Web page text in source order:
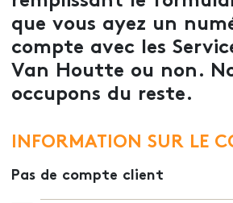
que vous ayez un
compte avec les
Van Houtte ou non.
occupons du reste.
INFORMATION SUR LE
Pas de compte client